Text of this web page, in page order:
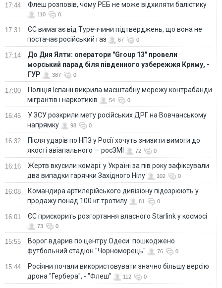
17:44 Флеш розповів, чому РЕБ не може відхиляти балістику
110 0
17:31
ЄС вимагає від Туреччини підтверджень, що вона не
постачає російський газ
67 0
17:14
До Дня Ялти: оператори "Group 13" провели
морський парад біля південного узбережжя Криму, -
ГУР
387 0
17:00
Поліція Іспанії викрила масштабну мережу контрабанди
мігрантів і наркотиків
54 0
16:45
У ЗСУ розкрили мету російських ДРГ на Вовчанському
напрямку
98 0
16:32
Після ударів по НПЗ у Росії хочуть знизити вимоги до
якості авіапального — росЗМІ
72 0
16:16
Жертв вкусили комарі: у Україні за пів року зафіксували
два випадки гарячки Західного Нілу
102 0
16:08
Командира артилерійського дивізіону підозрюють у
продажу понад 100 кг тротилу
81 0
16:01 ЄС прискорить розгортання власного Starlink у космосі
73 0
15:55
Ворог вдарив по центру Одеси: пошкоджено
футбольний стадіон "Чорноморець"
76 0
15:44
Росіяни почали використовувати значно більшу версію
дрона "Гербера", - "Флеш"
112 0